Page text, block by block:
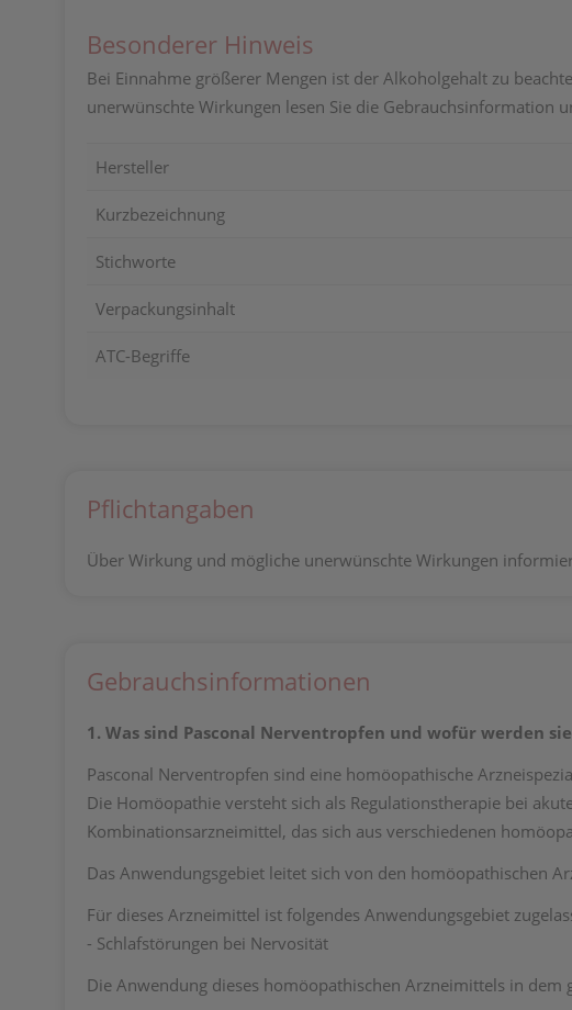
Besonderer Hinweis
Bei Einnahme größerer Mengen ist der Alkoholgehalt zu
unerwünschte Wirkungen lesen Sie die Gebrauchsinformation
Hersteller
Kurzbezeichnung
Stichworte
Verpackungsinhalt
ATC-Begriffe
Pflichtangaben
Über Wirkung und mögliche unerwünschte Wirkungen
Gebrauchsinformationen
1. Was sind Pasconal Nerventropfen und wofür werden
Pasconal Nerventropfen sind eine homöopathische
Die Homöopathie versteht sich als Regulationstherapie bei
Kombinationsarzneimittel, das sich aus verschiedenen
Das Anwendungsgebiet leitet sich von den homöopathischen
Für dieses Arzneimittel ist folgendes Anwendungsgebiet
- Schlafstörungen bei Nervosität
Die Anwendung dieses homöopathischen Arzneimittels in